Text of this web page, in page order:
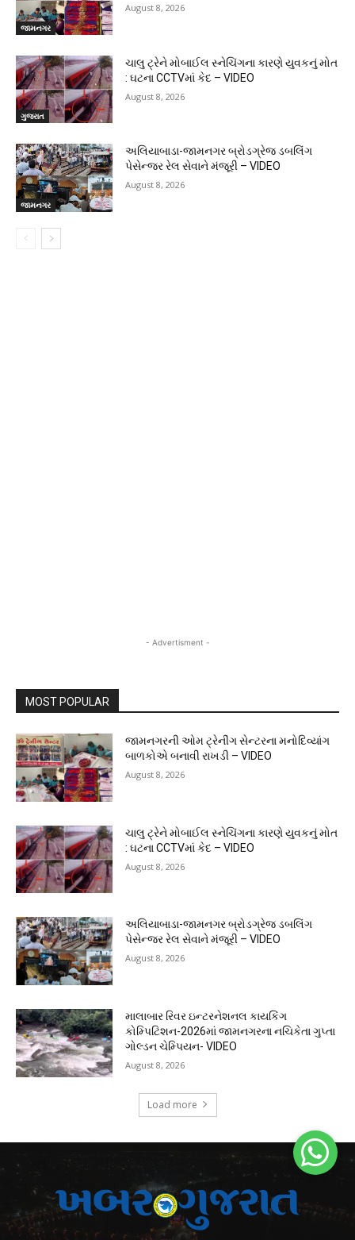
જામનગર
August 8, 2026
ગુજરાત
ચાલુ ટ્રેને મોબાઈલ સ્નેચિંગના કારણે યુવકનું મોત
: ઘટના CCTVમાં કેદ – VIDEO
August 8, 2026
જામનગર
અલિયાબાડા-જામનગર બ્રોડગ્રેજ ડબલિંગ
પેસેન્જર રેલ સેવાને મંજૂરી – VIDEO
August 8, 2026
- Advertisment -
MOST POPULAR
જામનગરની ઓમ ટ્રેનીંગ સેન્ટરના મનોદિવ્યાંગ
બાળકોએ બનાવી રાખડી – VIDEO
August 8, 2026
ચાલુ ટ્રેને મોબાઈલ સ્નેચિંગના કારણે યુવકનું મોત
: ઘટના CCTVમાં કેદ – VIDEO
August 8, 2026
અલિયાબાડા-જામનગર બ્રોડગ્રેજ ડબલિંગ
પેસેન્જર રેલ સેવાને મંજૂરી – VIDEO
August 8, 2026
માલાબાર રિવર ઇન્ટરનેશનલ કાયકિંગ
કોમ્પિટિશન-2026માં જામનગરના નચિકેતા ગુપ્તા
ગોલ્ડન ચેમ્પિયન- VIDEO
August 8, 2026
Load more